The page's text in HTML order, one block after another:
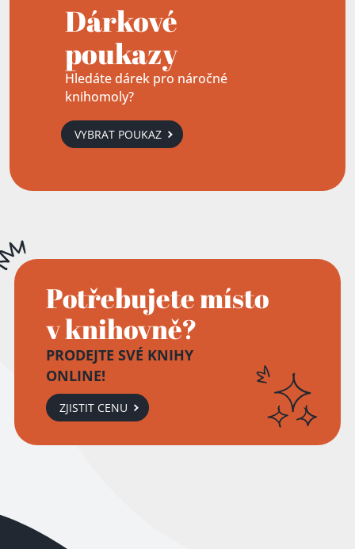
Dárkové
poukazy
Hledáte dárek pro náročné
knihomoly?
VYBRAT POUKAZ
Potřebujete místo
v knihovně?
PRODEJTE SVÉ KNIHY
ONLINE!
ZJISTIT CENU